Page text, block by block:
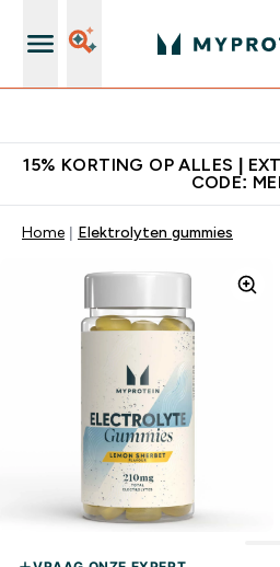
15% KORTING OP ALLES |
CODE:
Home Elektrolyten gummies